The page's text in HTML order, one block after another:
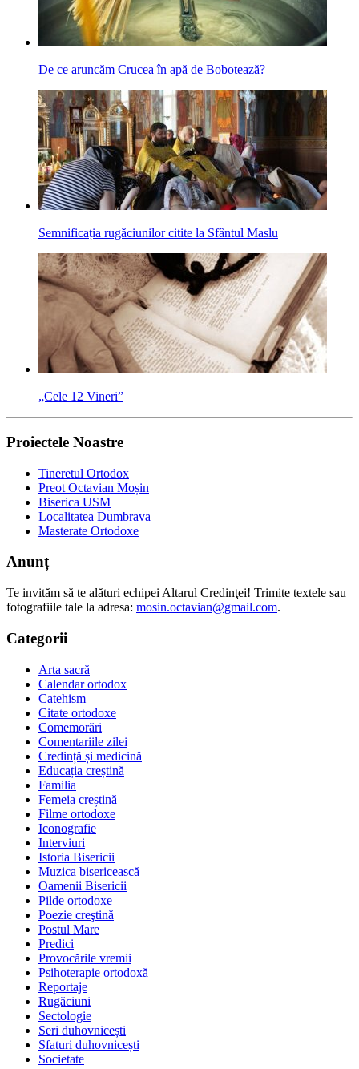
De ce aruncăm Crucea în apă de Bobotează?
Semnificația rugăciunilor citite la Sfântul Maslu
„Cele 12 Vineri”
Proiectele Noastre
Tineretul Ortodox
Preot Octavian Moșin
Biserica USM
Localitatea Dumbrava
Masterate Ortodoxe
Anunț
Te invităm să te alături echipei Altarul Credinţei! Trimite textele sau
fotografiile tale la adresa: mosin.octavian@gmail.com.
Categorii
Arta sacră
Calendar ortodox
Catehism
Citate ortodoxe
Comemorări
Comentariile zilei
Credință și medicină
Educația creștină
Familia
Femeia creștină
Filme ortodoxe
Iconografie
Interviuri
Istoria Bisericii
Muzica bisericească
Oamenii Bisericii
Pilde ortodoxe
Poezie creştină
Postul Mare
Predici
Provocările vremii
Psihoterapie ortodoxă
Reportaje
Rugăciuni
Sectologie
Seri duhovnicești
Sfaturi duhovnicești
Societate